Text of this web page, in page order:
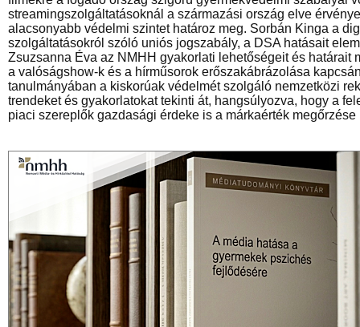
streamingszolgáltatásoknál a származási ország elve
alacsonyabb védelmi szintet határoz meg. Sorbán Kinga a
szolgáltatásokról szóló uniós jogszabály, a DSA hatásait
Zsuzsanna Éva az NMHH gyakorlati lehetőségeit és határait
a valóságshow-k és a hírműsorok erőszakábrázolása
tanulmányában a kiskorúak védelmét szolgáló nemzetközi
trendeket és gyakorlatokat tekinti át, hangsúlyozva, hogy a
piaci szereplők gazdasági érdeke is a márkaérték megőrzése